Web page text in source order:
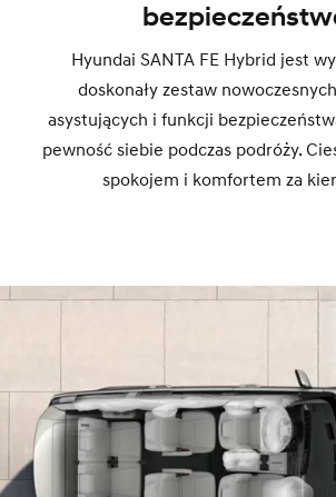
Hyundai SANTA FE Hybrid jest
doskonały zestaw
asystujących i funkcji
pewność siebie podczas podróży.
spokojem i komfortem za